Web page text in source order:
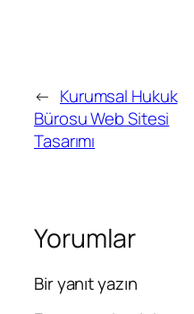
← Kurumsal Hukuk
Bürosu Web Sitesi
Tasarımı
Yorumlar
Bir yanıt yazın